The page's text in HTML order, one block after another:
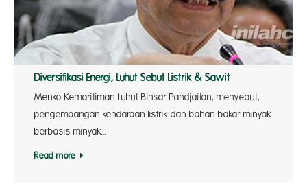
Diversifikasi Energi, Luhut Sebut Listrik & Sawit
Menko Kemaritiman Luhut Binsar Pandjaitan, menyebut,
pengembangan kendaraan listrik dan bahan bakar minyak
berbasis minyak…
Read more